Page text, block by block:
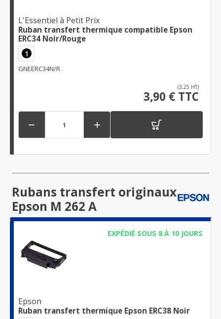
L'Essentiel à Petit Prix
Ruban transfert thermique compatible Epson
ERC34 Noir/Rouge
1
GNEERC34N/R
(3,25 HT)
3,90 € TTC
 
Rubans transfert originaux
Epson M 262 A
EXPÉDIÉ SOUS 8 À 10 JOURS
Epson
Ruban transfert thermique Epson ERC38 Noir